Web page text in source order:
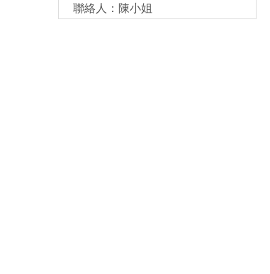
聯絡人：陳小姐